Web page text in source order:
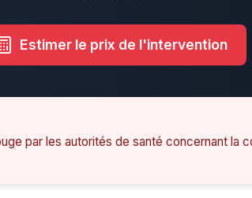
Estimer le prix de l'intervention
par les autorités de santé concernant la